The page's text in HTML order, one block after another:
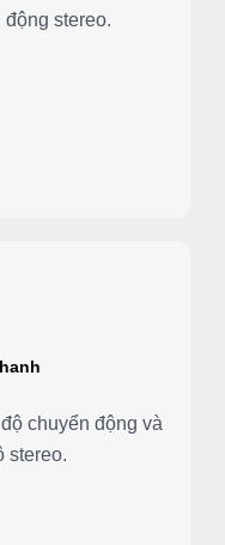
stereo.
chuyển động và
stereo.